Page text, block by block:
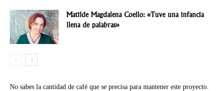
Matilde Magdalena Coello: «Tuve una infancia
llena de palabras»
No sabes la cantidad de café que se precisa para mantener este proyecto.